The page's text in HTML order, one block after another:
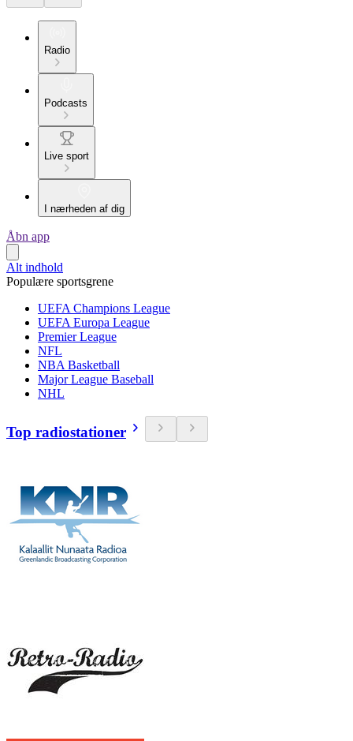
Radio
Podcasts
Live sport
I nærheden af dig
Åbn app
Alt indhold
Populære sportsgrene
UEFA Champions League
UEFA Europa League
Premier League
NFL
NBA Basketball
Major League Baseball
NHL
Top radiostationer